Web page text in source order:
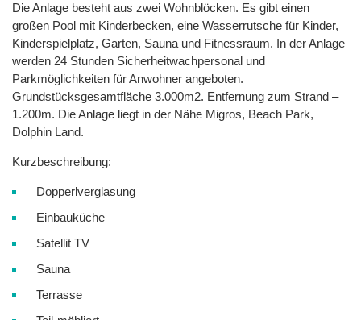
Die Anlage besteht aus zwei Wohnblöcken. Es gibt einen
großen Pool mit Kinderbecken, eine Wasserrutsche für Kinder,
Kinderspielplatz, Garten, Sauna und Fitnessraum. In der Anlage
werden 24 Stunden Sicherheitwachpersonal und
Parkmöglichkeiten für Anwohner angeboten.
Grundstücksgesamtfläche 3.000m2. Entfernung zum Strand –
1.200m. Die Anlage liegt in der Nähe Migros, Beach Park,
Dolphin Land.
Kurzbeschreibung:
Dopperlverglasung
Einbauküche
Satellit TV
Sauna
Terrasse